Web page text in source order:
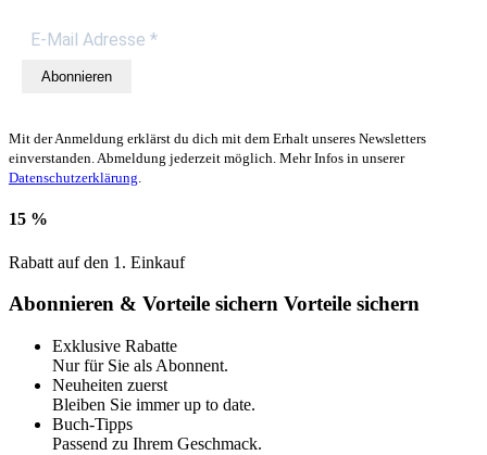
Abonnieren
Mit der Anmeldung erklärst du dich mit dem Erhalt unseres Newsletters
einverstanden. Abmeldung jederzeit möglich. Mehr Infos in unserer
Datenschutzerklärung.
15 %
Rabatt auf den 1. Einkauf
Abonnieren & Vorteile sichern Vorteile sichern
Exklusive Rabatte
Nur für Sie als Abonnent.
Neuheiten zuerst
Bleiben Sie immer up to date.
Buch-Tipps
Passend zu Ihrem Geschmack.